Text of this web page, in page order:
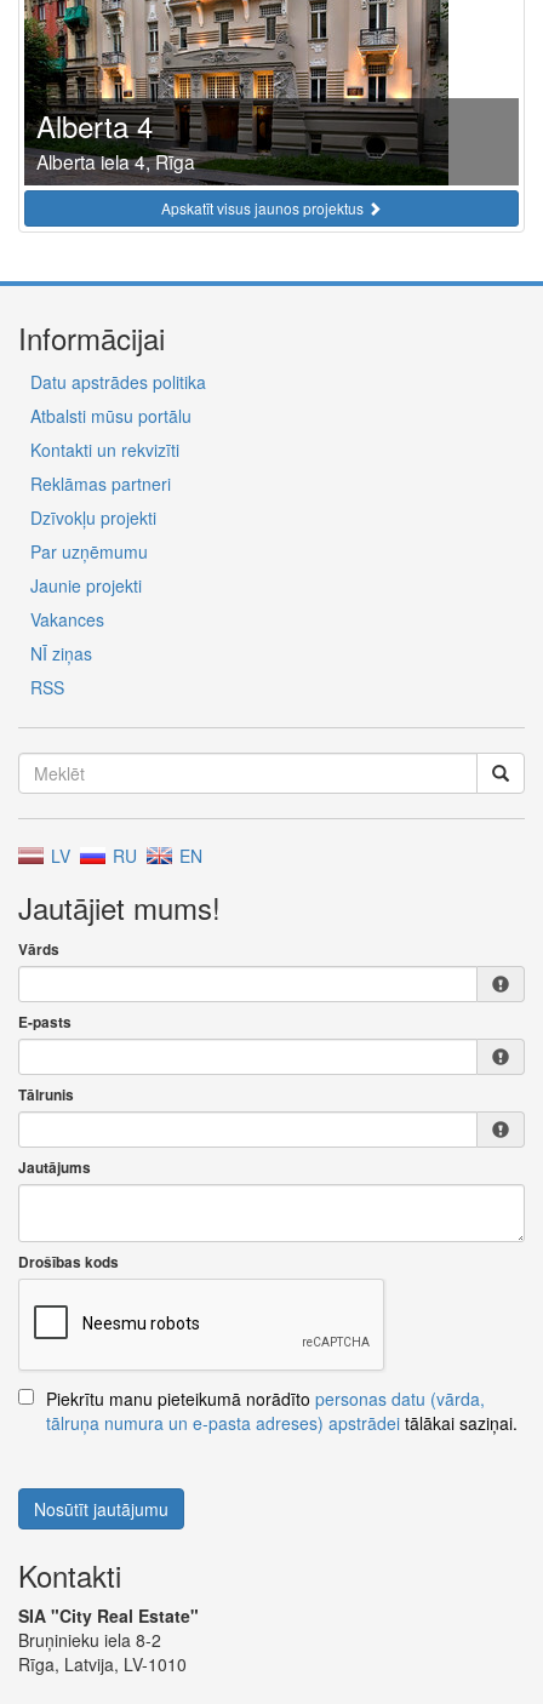
Alberta 4
Alberta iela 4, Rīga
Apskatīt visus jaunos projektus
Informācijai
Datu apstrādes politika
Atbalsti mūsu portālu
Kontakti un rekvizīti
Reklāmas partneri
Dzīvokļu projekti
Par uzņēmumu
Jaunie projekti
Vakances
NĪ ziņas
RSS
LV RU EN
Jautājiet mums!
Vārds
E-pasts
Tālrunis
Jautājums
Drošības kods
Piekrītu manu pieteikumā norādīto personas datu (vārda,
tālruņa numura un e-pasta adreses) apstrādei tālākai saziņai.
Nosūtīt jautājumu
Kontakti
SIA "City Real Estate"
Bruņinieku iela 8-2
Rīga, Latvija, LV-1010